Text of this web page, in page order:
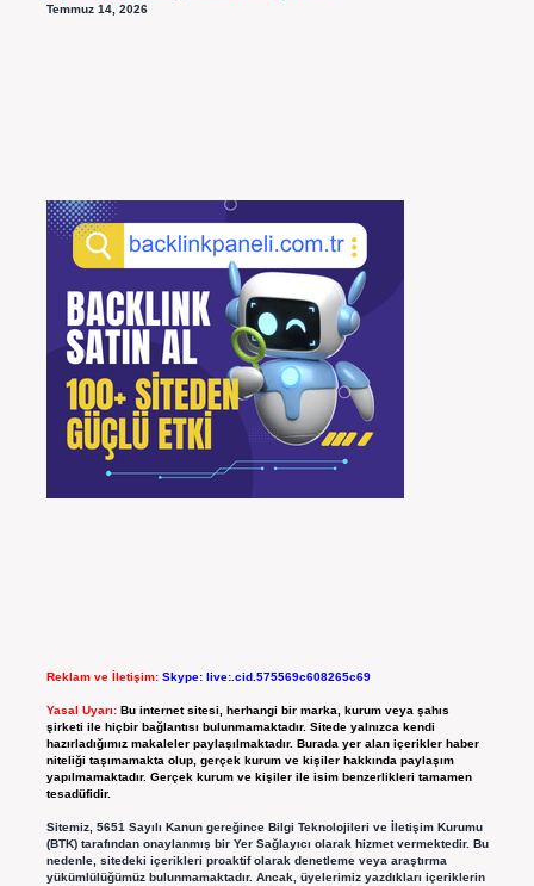
Temmuz 14, 2026
Reklam ve İletişim: Skype: live:.cid.575569c608265c69
Yasal Uyarı: Bu internet sitesi, herhangi bir marka, kurum veya şahıs
şirketi ile hiçbir bağlantısı bulunmamaktadır. Sitede yalnızca kendi
hazırladığımız makaleler paylaşılmaktadır. Burada yer alan içerikler haber
niteliği taşımamakta olup, gerçek kurum ve kişiler hakkında paylaşım
yapılmamaktadır. Gerçek kurum ve kişiler ile isim benzerlikleri tamamen
tesadüfidir.
Sitemiz, 5651 Sayılı Kanun gereğince Bilgi Teknolojileri ve İletişim Kurumu
(BTK) tarafından onaylanmış bir Yer Sağlayıcı olarak hizmet vermektedir. Bu
nedenle, sitedeki içerikleri proaktif olarak denetleme veya araştırma
yükümlülüğümüz bulunmamaktadır. Ancak, üyelerimiz yazdıkları içeriklerin